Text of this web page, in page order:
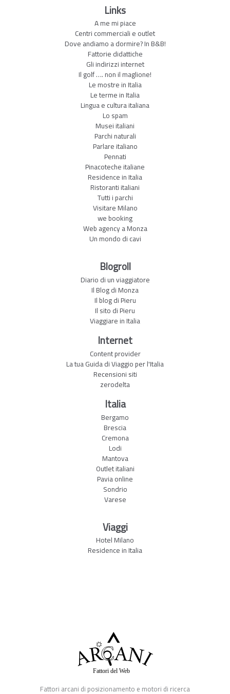
Links
A me mi piace
Centri commerciali e outlet
Dove andiamo a dormire? In B&B!
Fattorie didattiche
Gli indirizzi internet
Il golf …. non il maglione!
Le mostre in Italia
Le terme in Italia
Lingua e cultura italiana
Lo spam
Musei italiani
Parchi naturali
Parlare italiano
Pennati
Pinacoteche italiane
Residence in Italia
Ristoranti italiani
Tutti i parchi
Visitare Milano
we booking
Web agency a Monza
Un mondo di cavi
Blogroll
Diario di un viaggiatore
Il Blog di Monza
Il blog di Pieru
Il sito di Pieru
Viaggiare in Italia
Internet
Content provider
La tua Guida di Viaggio per l'Italia
Recensioni siti
zerodelta
Italia
Bergamo
Brescia
Cremona
Lodi
Mantova
Outlet italiani
Pavia online
Sondrio
Varese
Viaggi
Hotel Milano
Residence in Italia
Fattori arcani di posizionamento e motori di ricerca